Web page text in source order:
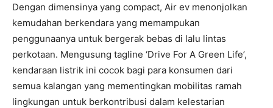
Dengan dimensinya yang compact, Air ev menonjolkan
kemudahan berkendara yang memampukan
penggunaanya untuk bergerak bebas di lalu lintas
perkotaan. Mengusung tagline ‘Drive For A Green Life’,
kendaraan listrik ini cocok bagi para konsumen dari
semua kalangan yang mementingkan mobilitas ramah
lingkungan untuk berkontribusi dalam kelestarian